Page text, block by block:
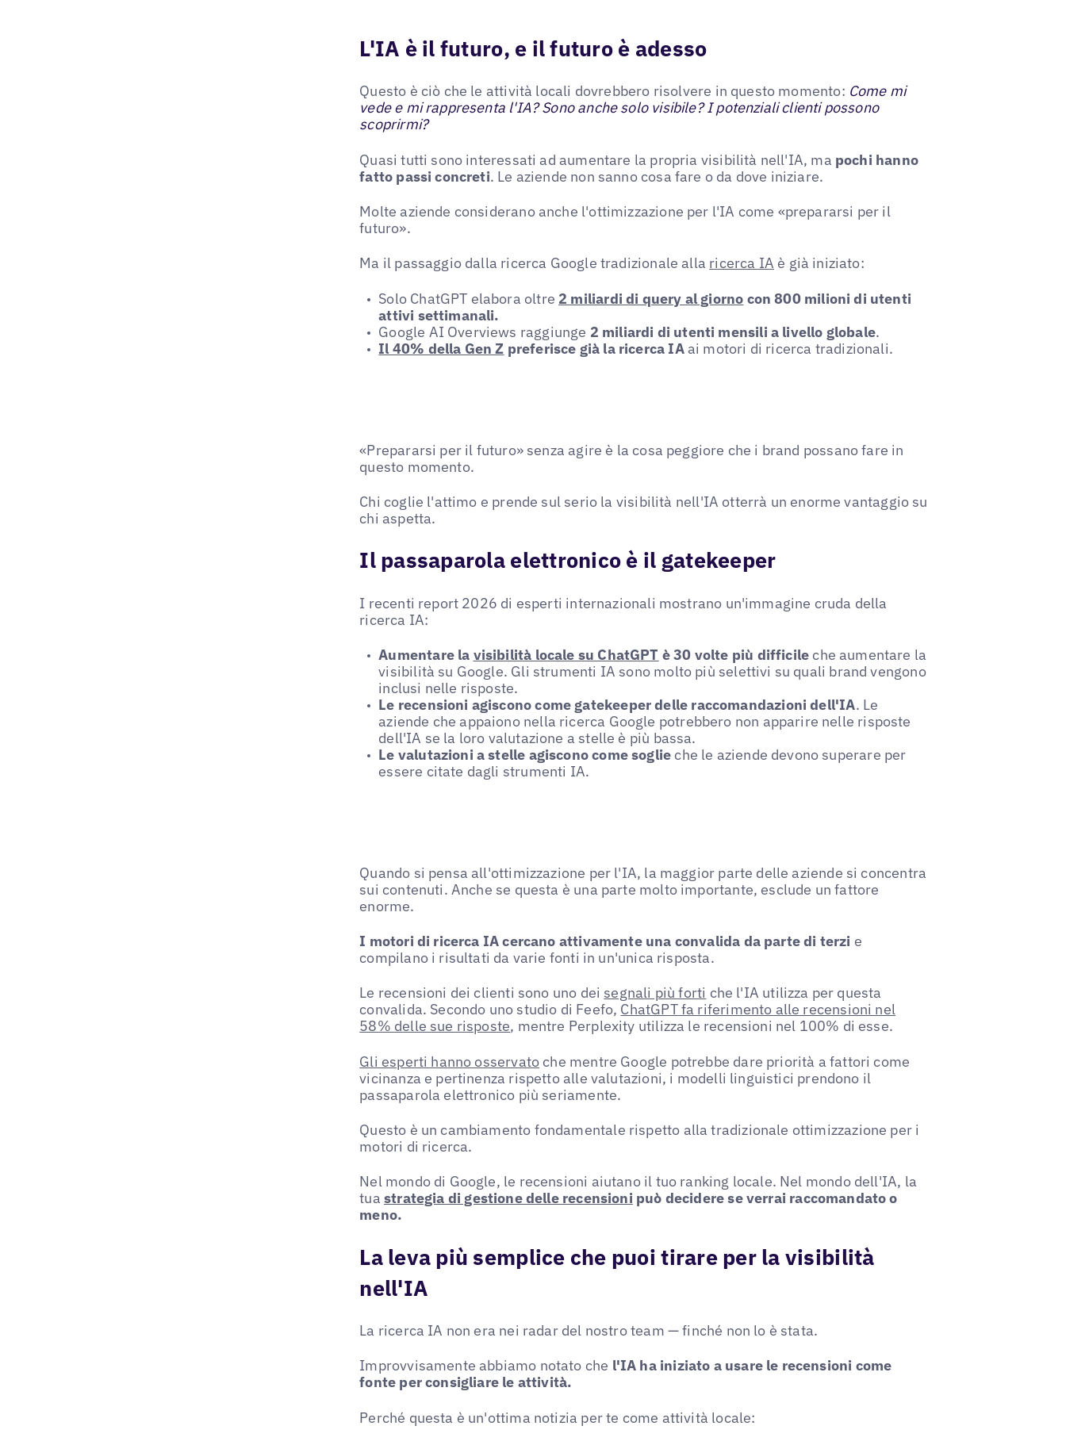
L'IA è il futuro, e il futuro è adesso
Questo è ciò che le attività locali dovrebbero risolvere in questo momento: Come mi
vede e mi rappresenta l'IA? Sono anche solo visibile? I potenziali clienti possono
scoprirmi?
Quasi tutti sono interessati ad aumentare la propria visibilità nell'IA, ma pochi hanno
fatto passi concreti. Le aziende non sanno cosa fare o da dove iniziare.
Molte aziende considerano anche l'ottimizzazione per l'IA come «prepararsi per il
futuro».
Ma il passaggio dalla ricerca Google tradizionale alla ricerca IA è già iniziato:
Solo ChatGPT elabora oltre 2 miliardi di query al giorno con 800 milioni di utenti
attivi settimanali.
Google AI Overviews raggiunge 2 miliardi di utenti mensili a livello globale.
Il 40% della Gen Z preferisce già la ricerca IAai motori di ricerca tradizionali.
«Prepararsi per il futuro» senza agire è la cosa peggiore che i brand possano fare in
questo momento.
Chi coglie l'attimo e prende sul serio la visibilità nell'IA otterrà un enorme vantaggio su
chi aspetta.
Il passaparola elettronico è il gatekeeper
I recenti report 2026 di esperti internazionali mostrano un'immagine cruda della
ricerca IA:
Aumentare la visibilità locale su ChatGPT è 30 volte più difficileche aumentare la
visibilità su Google. Gli strumenti IA sono molto più selettivi su quali brand vengono
inclusi nelle risposte.
Le recensioni agiscono come gatekeeper delle raccomandazioni dell'IA. Le
aziende che appaiono nella ricerca Google potrebbero non apparire nelle risposte
dell'IA se la loro valutazione a stelle è più bassa.
Le valutazioni a stelle agiscono come soglieche le aziende devono superare per
essere citate dagli strumenti IA.
Quando si pensa all'ottimizzazione per l'IA, la maggior parte delle aziende si concentra
sui contenuti. Anche se questa è una parte molto importante, esclude un fattore
enorme.
I motori di ricerca IA cercano attivamente una convalida da parte di terzi e
compilano i risultati da varie fonti in un'unica risposta.
Le recensioni dei clienti sono uno dei segnali più forti che l'IA utilizza per questa
convalida. Secondo uno studio di Feefo, ChatGPT fa riferimento alle recensioni nel
58% delle sue risposte, mentre Perplexity utilizza le recensioni nel 100% di esse.
Gli esperti hanno osservatoche mentre Google potrebbe dare priorità a fattori come
vicinanza e pertinenza rispetto alle valutazioni, i modelli linguistici prendono il
passaparola elettronico più seriamente.
Questo è un cambiamento fondamentale rispetto alla tradizionale ottimizzazione per i
motori di ricerca.
Nel mondo di Google, le recensioni aiutano il tuo ranking locale. Nel mondo dell'IA, la
tua strategia di gestione delle recensioni può decidere se verrai raccomandato o
meno.
La leva più semplice che puoi tirare per la visibilità
nell'IA
La ricerca IA non era nei radar del nostro team — finché non lo è stata.
Improvvisamente abbiamo notato che l'IA ha iniziato a usare le recensioni come
fonte per consigliare le attività.
Perché questa è un'ottima notizia per te come attività locale: